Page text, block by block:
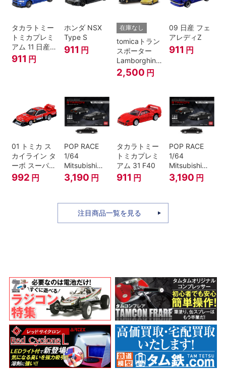
タカラトミー
トミカプレミ
アム 11 日産
スカイライン
GT-R V-
911 円
ホンダ NSX
Type S
911 円
在庫なし
tomicaトラン
スポーター
Lamborghini
Countach
25th
2,500 円
09 日産 フェ
アレディZ
911 円
01 トミカ ス
カイライン タ
ーボ スーパー
シルエット
992 円
POP RACE
1/64
Mitsubishi
Starion Black
3,190 円
タカラトミー
トミカプレミ
アム 31 F40
911 円
POP RACE
1/64
Mitsubishi
Starion Black
3,190 円
注目商品一覧を見る